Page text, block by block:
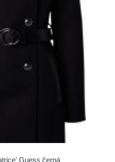
Guess černá